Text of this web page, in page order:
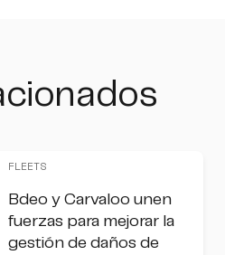
FLEETS
Bdeo y Carvaloo unen
fuerzas para mejorar la
gestión de daños de